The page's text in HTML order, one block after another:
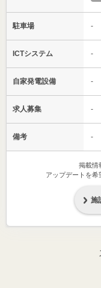
駐車場 -
ICTシステム -
自家発電設備 -
求人募集 -
備考 -
掲載情
アップデートを希
施